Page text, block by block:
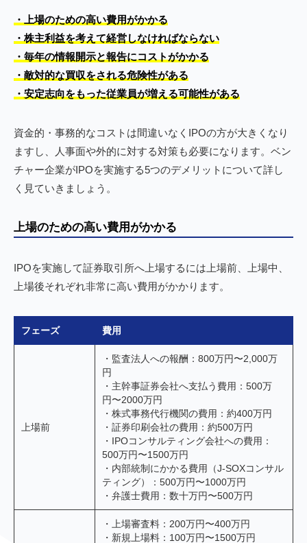
・上場のための高い費用がかかる
・株主利益を考えて経営しなければならない
・毎年の情報開示と報告にコストがかかる
・敵対的な買収をされる危険性がある
・安定志向をもった従業員が増える可能性がある
資金的・事務的なコストは間違いなくIPOの方が大きくなり
ますし、人事面や外的に対する対策も必要になります。ベン
チャー企業がIPOを実施する5つのデメリットについて詳し
く見ていきましょう。
上場のための高い費用がかかる
IPOを実施して証券取引所へ上場するには上場前、上場中、
上場後それぞれ非常に高い費用がかかります。
フェーズ 費用
上場前
・監査法人への報酬：800万円〜2,000万
円
・主幹事証券会社へ支払う費用：500万
円〜2000万円
・株式事務代行機関の費用：約400万円
・証券印刷会社の費用：約500万円
・IPOコンサルティング会社への費用：
500万円〜1500万円
・内部統制にかかる費用（J-SOXコンサル
ティング）：500万円〜1000万円
・弁護士費用：数十万円〜500万円
・上場審査料：200万円〜400万円
・新規上場料：100万円〜1500万円